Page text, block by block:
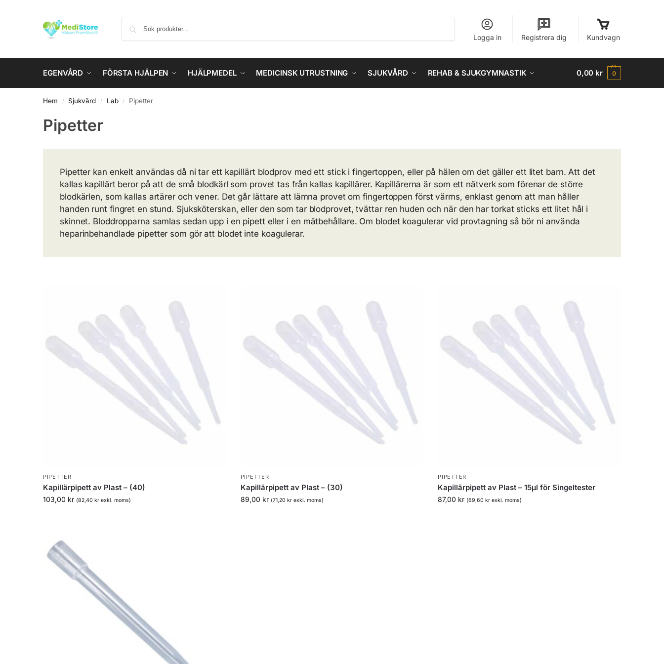
Logga in Registrera dig Kundvagn
EGENVÅRD FÖRSTA HJÄLPEN HJÄLPMEDEL MEDICINSK UTRUSTNING SJUKVÅRD REHAB & SJUKGYMNASTIK 0,00 kr 0
Hem / Sjukvård / Lab / Pipetter
Pipetter
Pipetter kan enkelt användas då ni tar ett kapillärt blodprov med ett stick i fingertoppen, eller på hälen om det gäller ett litet barn. Att det
kallas kapillärt beror på att de små blodkärl som provet tas från kallas kapillärer. Kapillärerna är som ett nätverk som förenar de större
blodkärlen, som kallas artärer och vener. Det går lättare att lämna provet om fingertoppen först värms, enklast genom att man håller
handen runt fingret en stund. Sjuksköterskan, eller den som tar blodprovet, tvättar ren huden och när den har torkat sticks ett litet hål i
skinnet. Bloddropparna samlas sedan upp i en pipett eller i en mätbehållare. Om blodet koagulerar vid provtagning så bör ni använda
heparinbehandlade pipetter som gör att blodet inte koagulerar.
PIPETTER
Kapillärpipett av Plast – (40)
103,00 kr (82,40 kr exkl. moms)
PIPETTER
Kapillärpipett av Plast – (30)
89,00 kr (71,20 krexkl. moms)
PIPETTER
Kapillärpipett av Plast – 15µl för Singeltester
87,00 kr (69,60kr exkl. moms)